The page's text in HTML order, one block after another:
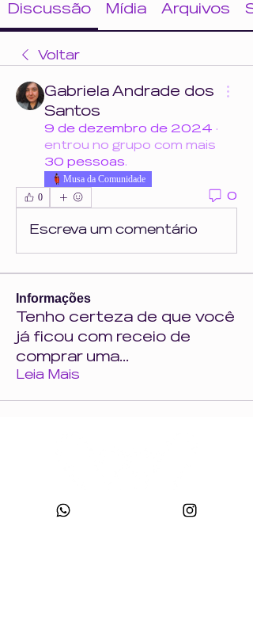
Discussão Mídia Arquivos
Voltar
Gabriela Andrade dos
Santos
9 de dezembro de 2024 ·
entrou no grupo com mais
30 pessoas.
Musa da Comunidade
0
0
Escreva um comentário
Informações
Tenho certeza de que você
já ficou com receio de
comprar uma...
Leia Mais